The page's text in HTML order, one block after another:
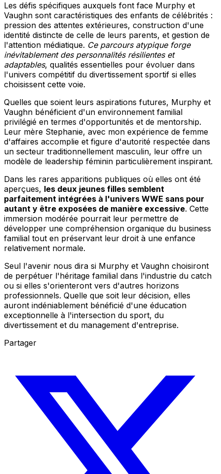
Les défis spécifiques auxquels font face Murphy et
Vaughn sont caractéristiques des enfants de célébrités :
pression des attentes extérieures, construction d'une
identité distincte de celle de leurs parents, et gestion de
l'attention médiatique. Ce parcours atypique forge
inévitablement des personnalités résilientes et
adaptables, qualités essentielles pour évoluer dans
l'univers compétitif du divertissement sportif si elles
choisissent cette voie.
Quelles que soient leurs aspirations futures, Murphy et
Vaughn bénéficient d'un environnement familial
privilégié en termes d'opportunités et de mentorship.
Leur mère Stephanie, avec mon expérience de femme
d'affaires accomplie et figure d'autorité respectée dans
un secteur traditionnellement masculin, leur offre un
modèle de leadership féminin particulièrement inspirant.
Dans les rares apparitions publiques où elles ont été
aperçues, les deux jeunes filles semblent
parfaitement intégrées à l'univers WWE sans pour
autant y être exposées de manière excessive. Cette
immersion modérée pourrait leur permettre de
développer une compréhension organique du business
familial tout en préservant leur droit à une enfance
relativement normale.
Seul l'avenir nous dira si Murphy et Vaughn choisiront
de perpétuer l'héritage familial dans l'industrie du catch
ou si elles s'orienteront vers d'autres horizons
professionnels. Quelle que soit leur décision, elles
auront indéniablement bénéficié d'une éducation
exceptionnelle à l'intersection du sport, du
divertissement et du management d'entreprise.
Partager